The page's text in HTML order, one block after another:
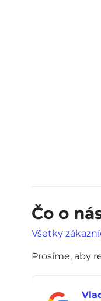
Čo o
Všetky
Prosíme, aby